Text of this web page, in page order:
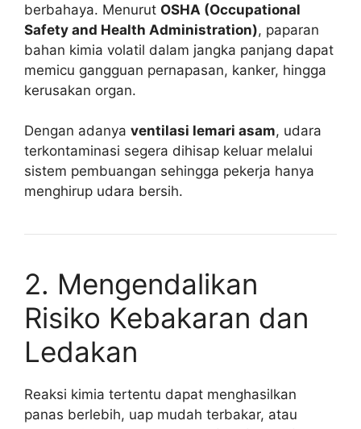
berbahaya. Menurut OSHA (Occupational
Safety and Health Administration), paparan
bahan kimia volatil dalam jangka panjang dapat
memicu gangguan pernapasan, kanker, hingga
kerusakan organ.
Dengan adanya ventilasi lemari asam, udara
terkontaminasi segera dihisap keluar melalui
sistem pembuangan sehingga pekerja hanya
menghirup udara bersih.
2. Mengendalikan
Risiko Kebakaran dan
Ledakan
Reaksi kimia tertentu dapat menghasilkan
panas berlebih, uap mudah terbakar, atau